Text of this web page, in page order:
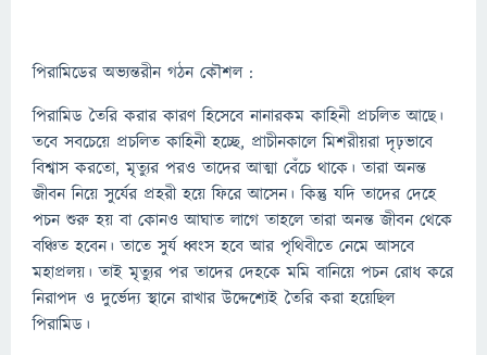
পিরামিডের অভ্যন্তরীন গঠন কৌশল :
পিরামিড তৈরি করার কারণ হিসেবে নানারকম কাহিনী প্রচলিত আছে।
তবে সবচেয়ে প্রচলিত কাহিনী হচ্ছে, প্রাচীনকালে মিশরীয়রা দৃঢ়ভাবে
বিশ্বাস করতো, মৃত্যুর পরও তাদের আত্মা বেঁচে থাকে। তারা অনন্ত
জীবন নিয়ে সুর্যের প্রহরী হয়ে ফিরে আসেন। কিন্তু যদি তাদের দেহে
পচন শুরু হয় বা কোনও আঘাত লাগে তাহলে তারা অনন্ত জীবন থেকে
বঞ্চিত হবেন। তাতে সুর্য ধ্বংস হবে আর পৃথিবীতে নেমে আসবে
মহাপ্রলয়। তাই মৃত্যুর পর তাদের দেহকে মমি বানিয়ে পচন রোধ করে
নিরাপদ ও দুর্ভেদ্য স্থানে রাখার উদ্দেশ্যেই তৈরি করা হয়েছিল
পিরামিড।